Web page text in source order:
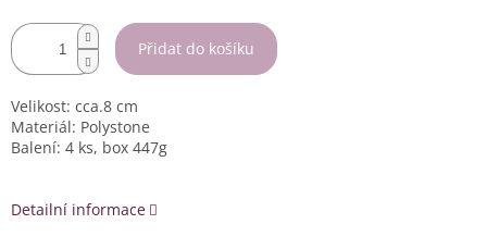
Přidat do košíku
Velikost: cca.8 cm
Materiál: Polystone
Balení: 4 ks, box 447g
Detailní informace